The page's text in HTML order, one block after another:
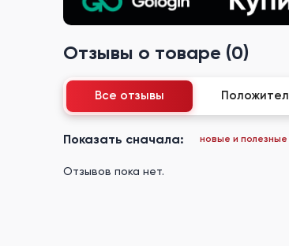
Отзывы о товаре (0)
Все отзывы
Показать сначала: новые и полезные
Отзывов пока нет.